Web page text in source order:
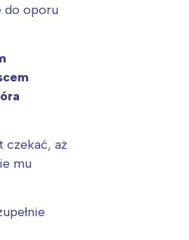
do oporu
czekać, aż
mu